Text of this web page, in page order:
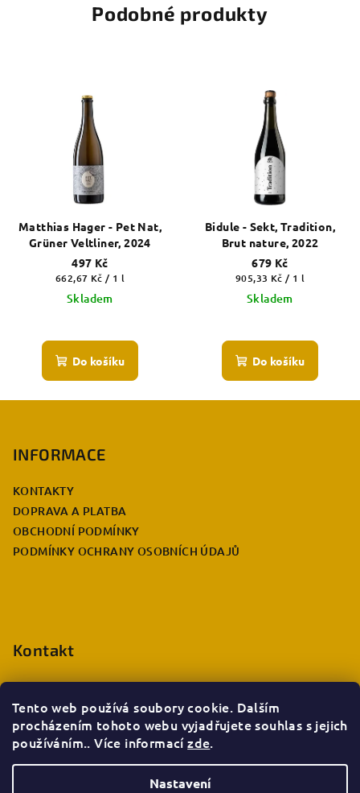
Tento web používá soubory cookie. Dalším
procházením tohoto webu vyjadřujete souhlas s jejich
používáním.. Více informacízde.
Nastavení
Podobné produkty
Matthias Hager - Pet Nat,
Grüner Veltliner, 2024
497 Kč
Měrná
cena:
662,67 Kč / 1 l
Skladem
Do košíku
Bidule - Sekt, Tradition,
Brut nature, 2022
679 Kč
Měrná
cena:
905,33 Kč / 1 l
Skladem
Do košíku
INFORMACE
KONTAKTY
DOPRAVA A PLATBA
OBCHODNÍ PODMÍNKY
PODMÍNKY OCHRANY OSOBNÍCH ÚDAJŮ
Kontakt
eshop.info@deccabulla.cz
+420 735 026 980